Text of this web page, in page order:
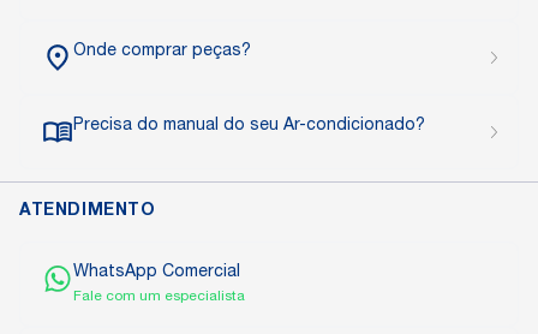
Onde comprar peças?
Precisa do manual do seu Ar-condicionado?
ATENDIMENTO
WhatsApp Comercial
Fale com um especialista